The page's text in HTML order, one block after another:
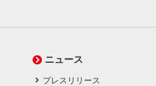
ニュース
プレスリリース